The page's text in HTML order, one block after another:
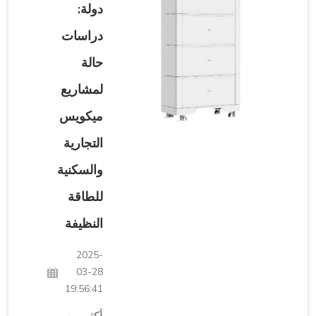
ميكو شريكًا
رئيسيًا في
الآلات
والتكنولوجيا
المبتكرة
للشركات
الأخرى.
رحلة
استمرت 25
عامًا... بدأت
ميكو كـ...
دولة:
دراسات
حالة
لمشاريع
ميكويس
التجارية
والسكنية
للطاقة
النظيفة
2025-
03-28
19:56:41